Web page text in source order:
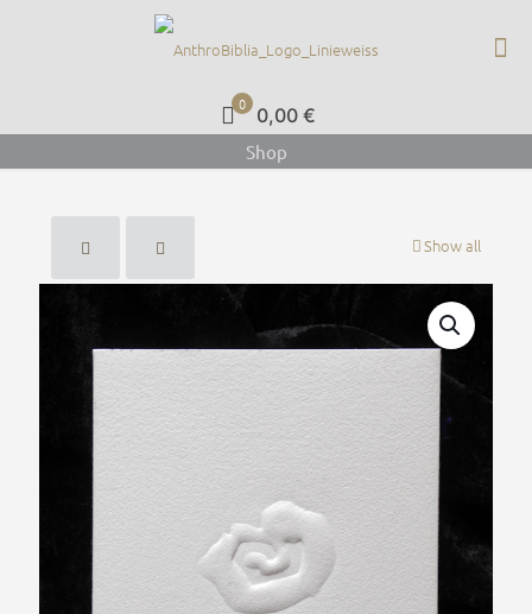
0 0,00 €
Shop
Show all